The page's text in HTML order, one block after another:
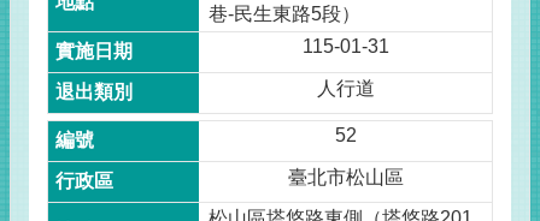
巷-民生東路5段）
115-01-31
人行道
52
臺北市松山區